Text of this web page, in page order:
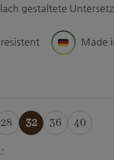
gestaltete
Made
28 32 36 40